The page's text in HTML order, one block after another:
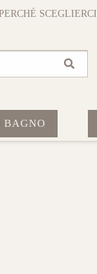
SCEGLIERCI
BAGNO